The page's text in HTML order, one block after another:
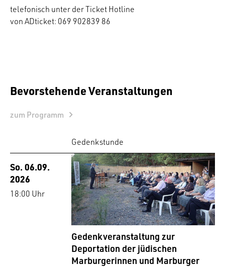
telefonisch unter der Ticket Hotline
von ADticket: 069 902839 86
Bevorstehende Veranstaltungen
zum Programm
Gedenkstunde
So. 06.09.
2026
18:00 Uhr
Gedenkveranstaltung zur
Deportation der jüdischen
Marburgerinnen und Marburger